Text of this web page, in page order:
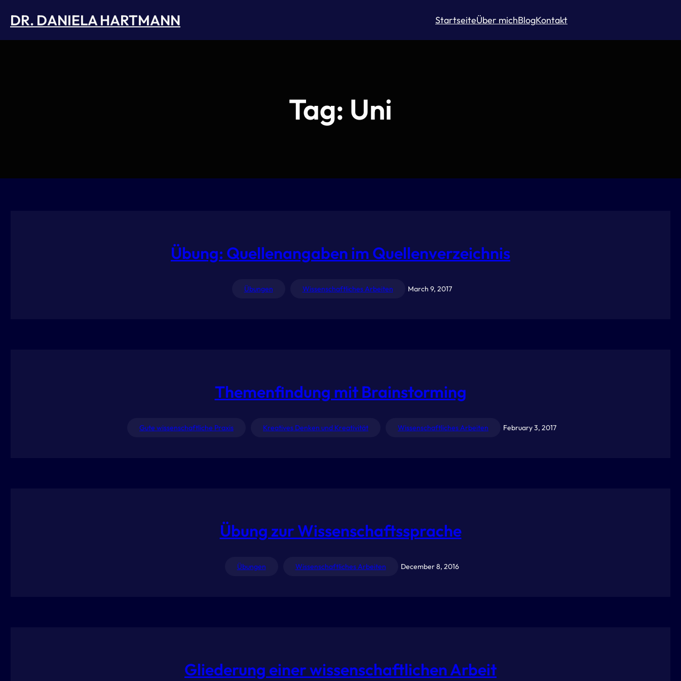
content
DR. DANIELA HARTMANN StartseiteÜber michBlogKontakt
Tag: Uni
Übung: Quellenangaben im Quellenverzeichnis
Übungen Wissenschaftliches Arbeiten March 9, 2017
Themenfindung mit Brainstorming
Gute wissenschaftliche Praxis Kreatives Denken und Kreativität Wissenschaftliches Arbeiten February 3, 2017
Übung zur Wissenschaftssprache
Übungen Wissenschaftliches Arbeiten December 8, 2016
Gliederung einer wissenschaftlichen Arbeit